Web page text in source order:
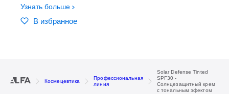
Узнать больше
В избранное
Космецевтика
Профессиональная
линия
Solar Defense Tinted
SPF30 -
Солнцезащитный крем
с тональным эфектом